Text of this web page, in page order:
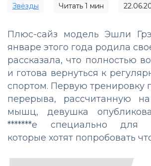
Звёзды Читать 1 мин
Плюс-сайз модель Эшли
январе этого года родила
рассказала, что полностью
и готова вернуться к
спортом. Первую тренировку
перерыва, рассчитанную
мышц, девушка
*******е специально для
которые хотят попробовать